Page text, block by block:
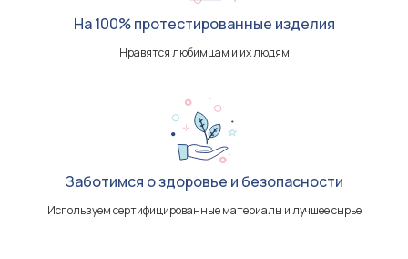
На 100% протестированные изделия
Нравятся любимцам и их людям
Заботимся о здоровье и безопасности
Используем сертифицированные материалы и лучшее сырье